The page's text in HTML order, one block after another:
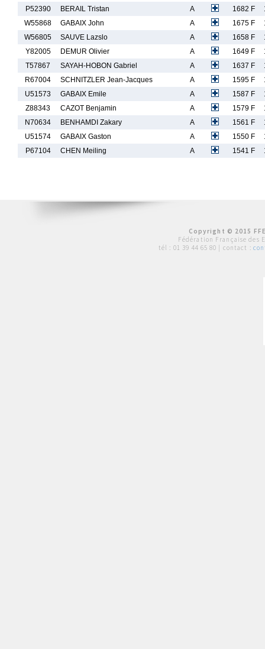
P52390
BERAIL Tristan A 1682 F
W55868
GABAIX John A 1675 F
W56805
SAUVE Lazslo A 1658 F
Y82005
DEMUR Olivier A 1649 F
T57867
SAYAH-HOBON Gabriel A 1637 F
R67004
SCHNITZLER Jean-Jacques A 1595 F
U51573
GABAIX Emile A 1587 F
Z88343
CAZOT Benjamin A 1579 F
N70634
BENHAMDI Zakary A 1561 F
U51574
GABAIX Gaston A 1550 F
P67104
CHEN Meiling A 1541 F
Copyright © 2015
Fédération Française des
tél : 01 39 44 65 80 | contact :